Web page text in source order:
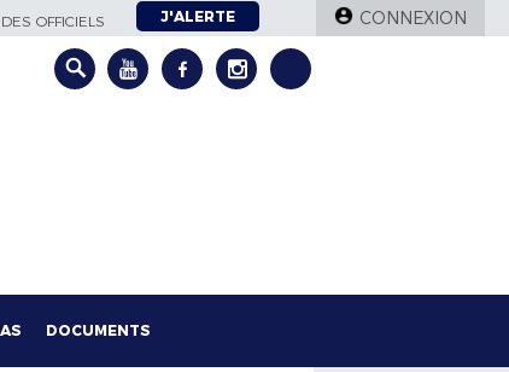
OFFICIELS J'ALERTE CONNEXION
DOCUMENTS